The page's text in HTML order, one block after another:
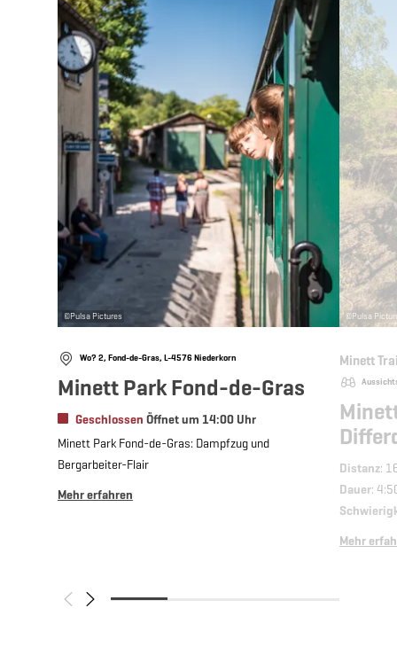
©Pulsa Pictures
Wo? 2, Fond-de-Gras, L-4576 Niederkorn
Minett Park Fond-de-Gras
Geschlossen Öffnet um 14:00 Uhr
Minett Park Fond-de-Gras: Dampfzug und
Bergarbeiter-Flair
Mehr erfahren
©Pulsa
Minett
Distanz:
Dauer:
Mehr